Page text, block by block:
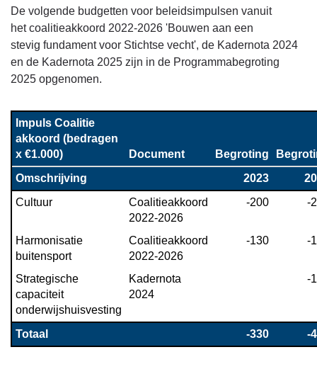
Terug
naar
navigatie
Financieel
programma
Budgetten
ambities
Coalitieakkoord
De volgende budgetten voor beleidsimpulsen vanuit
het coalitieakkoord 2022-2026 'Bouwen aan een
stevig fundament voor Stichtse vecht', de Kadernota 2024
en de Kadernota 2025 zijn in de Programmabegroting
2025 opgenomen.
Impuls Coalitie
akkoord (bedragen
x €1.000)
Document Begroting
Omschrijving
2023
Cultuur
Coalitieakkoord
2022-2026
-200 -
Harmonisatie
buitensport
Coalitieakkoord
2022-2026
-130 -
Strategische
capaciteit
onderwijshuisvesting
Kadernota
2024
-
Totaal -330 -